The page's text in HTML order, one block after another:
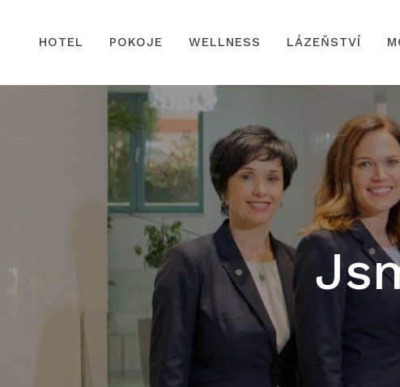
HOTEL POKOJE WELLNESS LÁZEŇSTVÍ